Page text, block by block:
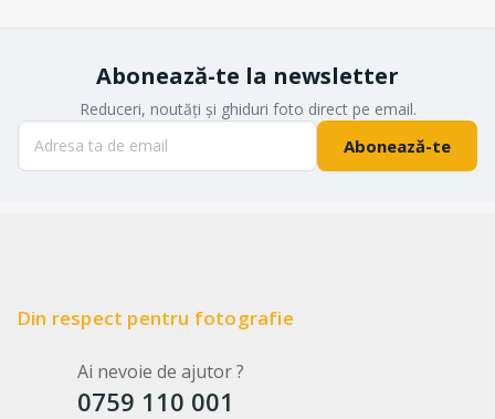
Abonează-te la newsletter
Reduceri, noutăți și ghiduri foto direct pe email.
Abonează-te
Din respect pentru fotografie
Ai nevoie de ajutor ?
0759 110 001